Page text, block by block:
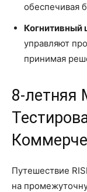
обеспечивая
Когнитивный
управляют
принимая
8-летняя
Путешествие
на